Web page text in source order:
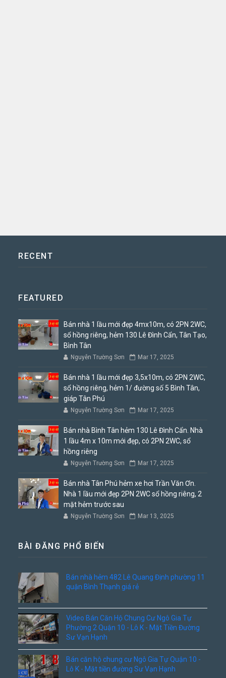
RECENT
FEATURED
Bán nhà 1 lầu mới đẹp 4mx10m, có 2PN 2WC,
sổ hồng riêng, hẻm 130 Lê Đình Cẩn, Tân Tạo,
Bình Tân
Nguyễn Trường Sơn Mar 17, 2025
Bán nhà 1 lầu mới đẹp 3,5x10m, có 2PN 2WC,
sổ hồng riêng, hẻm 1/ đường số 5 Bình Tân,
giáp Tân Phú
Nguyễn Trường Sơn Mar 17, 2025
Bán nhà Bình Tân hẻm 130 Lê Đình Cẩn. Nhà
1 lầu 4m x 10m mới đẹp, có 2PN 2WC, sổ
hồng riêng
Nguyễn Trường Sơn Mar 17, 2025
Bán nhà Tân Phú hẻm xe hơi Trần Văn Ơn.
Nhà 1 lầu mới đẹp 2PN 2WC sổ hồng riêng, 2
mặt hẻm trước sau
Nguyễn Trường Sơn Mar 13, 2025
BÀI ĐĂNG PHỔ BIẾN
Bán nhà hẻm 482 Lê Quang Định phường 11
quận Bình Thạnh giá rẻ
Video Bán Căn Hộ Chung Cư Ngô Gia Tự
Phường 2 Quận 10 - Lô K - Mặt Tiền Đường
Sư Vạn Hạnh
Bán căn hộ chung cư Ngô Gia Tự Quận 10 -
Lô K - Mặt tiền đường Sư Vạn Hạnh